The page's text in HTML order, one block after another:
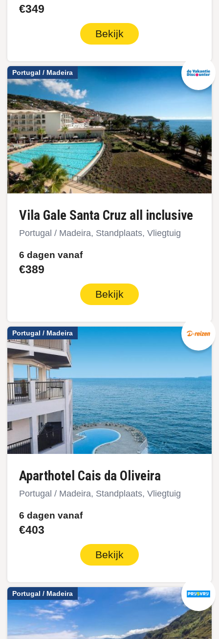
€349
Bekijk
Portugal / Madeira
Vila Gale Santa Cruz all inclusive
Portugal / Madeira, Standplaats, Vliegtuig
6 dagen vanaf
€389
Bekijk
Portugal / Madeira
Aparthotel Cais da Oliveira
Portugal / Madeira, Standplaats, Vliegtuig
6 dagen vanaf
€403
Bekijk
Portugal / Madeira